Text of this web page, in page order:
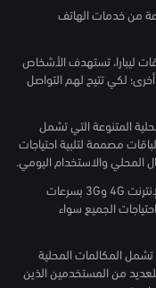
من خدمات الهاتف
ليبارا، تستهدف الأشخاص
لكي تتيح لهم التواصل
المتنوعة التي تشمل
مصممة لتلبية احتياجات
المحلي والاستخدام اليومي.
3. خدمات الإنترنت عبر الهاتف: تقدم ليبارا خدمات الإنترنت 4G و3G بسرعات
الجميع سواء
المكالمات المحلية
للعديد من المستخدمين الذين